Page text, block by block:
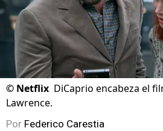
© Netflix DiCaprio encabeza el
Lawrence.
Por Federico Carestia